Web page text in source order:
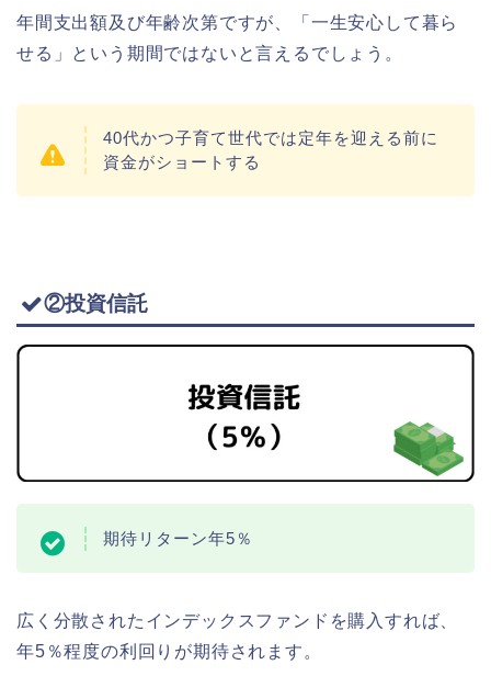
年間支出額及び年齢次第ですが、「一生安心して暮ら
せる」という期間ではないと言えるでしょう。
40代かつ子育て世代では定年を迎える前に
資金がショートする
②投資信託
期待リターン年5％
広く分散されたインデックスファンドを購入すれば、
年5％程度の利回りが期待されます。